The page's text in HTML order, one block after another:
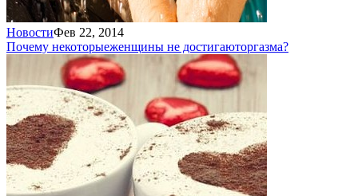
НовостиФев 22, 2014
Почему некоторыеженщины не достигаюторгазма?